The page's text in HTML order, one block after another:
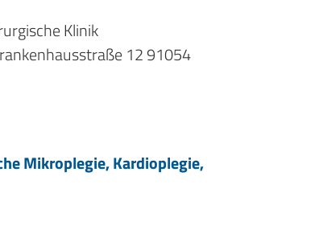
Klinik
12 91054
Mikroplegie, Kardioplegie,